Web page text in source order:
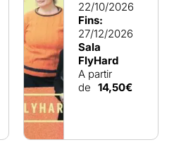
22/10/2026
Fins:
27/12/2026
Sala
FlyHard
A partir
de 14,50€